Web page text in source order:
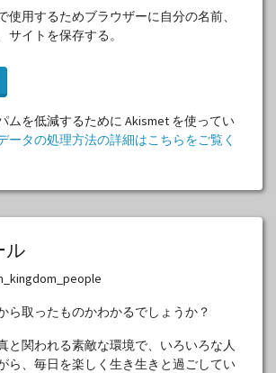
使用するためブラウザーに自分の名前、
サイトを保存する。
ムを低減するために Akismet を使ってい
ータの処理方法の詳細はこちらをご覧く
ル
ら取ったものかわかるでしょうか？
と関われる素敵な環境で、いろいろな人
ら、毎日を楽しく生き生きと過ごしてい